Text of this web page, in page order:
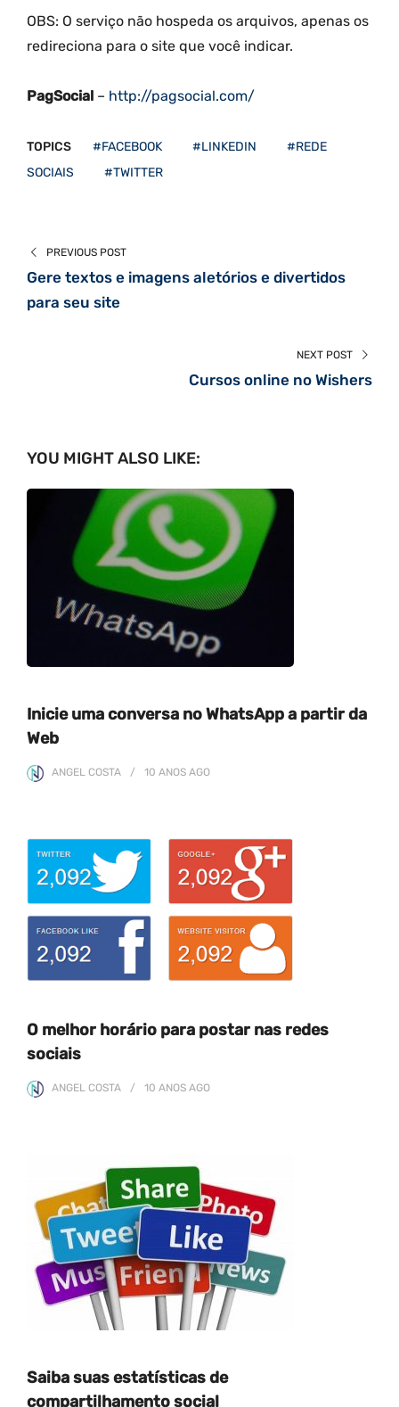
OBS: O serviço não hospeda os arquivos, apenas os
redireciona para o site que você indicar.
PagSocial – http://pagsocial.com/
TOPICS #FACEBOOK #LINKEDIN
#REDE
SOCIAIS
#TWITTER
PREVIOUS POST
Gere textos e imagens aletórios e divertidos
para seu site
NEXT POST
Cursos online no Wishers
YOU MIGHT ALSO LIKE:
Inicie uma conversa no WhatsApp a partir da
Web
ANGEL COSTA 10 ANOS AGO
O melhor horário para postar nas redes
sociais
ANGEL COSTA 10 ANOS AGO
Saiba suas estatísticas de
compartilhamento social